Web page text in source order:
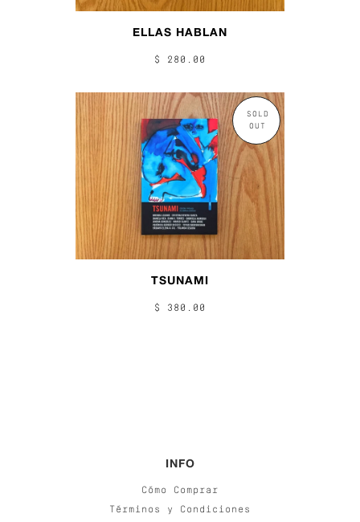
ELLAS HABLAN
$ 280.00
SOLD
OUT
TSUNAMI
$ 380.00
INFO
Cómo Comprar
Términos y Condiciones